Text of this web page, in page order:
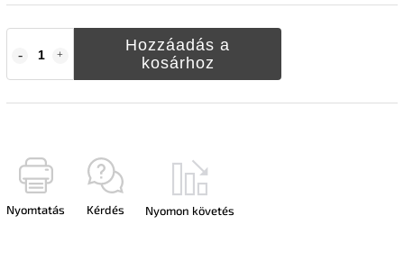
Hozzáadás a
kosárhoz
Nyomtatás Kérdés Nyomon követés